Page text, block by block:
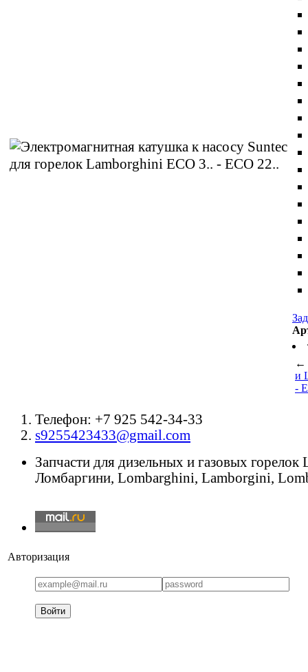
←
и
-
Телефон: +7 925 542-34-33
s9255423433@gmail.com
Запчасти для дизельных и газовых
Ломбаргини, Lombarghini, Lamborgini,
Авторизация